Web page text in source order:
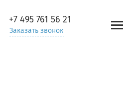
+7 495761 56 21
Заказать звонок